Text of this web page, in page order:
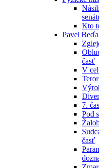
Kto
Pavel
časť
V
7.
Pod
časť